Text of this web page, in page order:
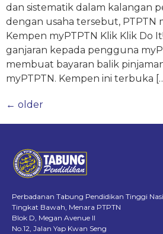
dan sistematik dalam kalangan
dengan usaha tersebut, PTPTN
Kempen myPTPTN Klik Klik Do
ganjaran kepada pengguna
membuat bayaran balik
myPTPTN. Kempen ini terbuka
← older
Perbadanan Tabung Pendidikan Tinggi
Tingkat Bawah, Menara PTPTN
Blok D, Megan Avenue II
No.12, Jalan Yap Kwan Seng